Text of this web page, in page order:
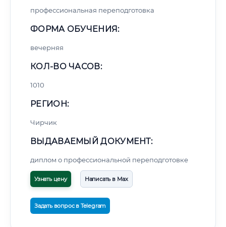
профессиональная переподготовка
ФОРМА ОБУЧЕНИЯ:
вечерняя
КОЛ-ВО ЧАСОВ:
1010
РЕГИОН:
Чирчик
ВЫДАВАЕМЫЙ ДОКУМЕНТ:
диплом о профессиональной переподготовке
Узнать цену Написать в Max
Задать вопрос в Telegram